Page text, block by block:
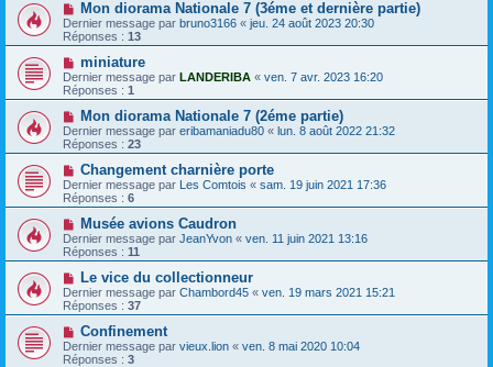
Mon diorama Nationale 7 (3éme et dernière partie)
Dernier message par bruno3166 « jeu. 24 août 2023 20:30
Réponses : 13
miniature
Dernier message par LANDERIBA « ven. 7 avr. 2023 16:20
Réponses : 1
Mon diorama Nationale 7 (2éme partie)
Dernier message par eribamaniadu80 « lun. 8 août 2022 21:32
Réponses : 23
Changement charnière porte
Dernier message par Les Comtois « sam. 19 juin 2021 17:36
Réponses : 6
Musée avions Caudron
Dernier message par JeanYvon « ven. 11 juin 2021 13:16
Réponses : 11
Le vice du collectionneur
Dernier message par Chambord45 « ven. 19 mars 2021 15:21
Réponses : 37
Confinement
Dernier message par vieux.lion « ven. 8 mai 2020 10:04
Réponses : 3